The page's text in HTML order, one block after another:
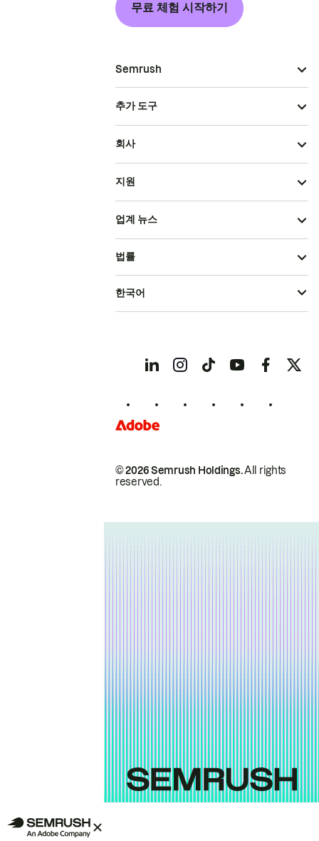
무료 체험 시작하기
Semrush
추가 도구
회사
지원
업계 뉴스
© 2026 Semrush Holdings.All rights
reserved.
법률
한국어